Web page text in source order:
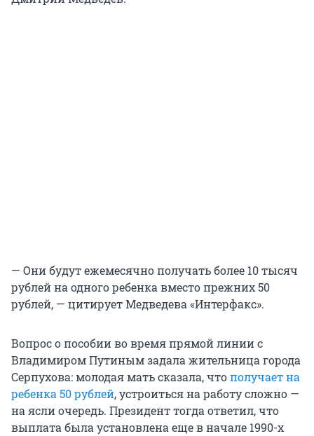
— Они будут ежемесячно получать более 10 тысяч
рублей на одного ребенка вместо прежних 50
рублей, — цитирует Медведева «Интерфакс».
Вопрос о пособии во время прямой линии с
Владимиром Путиным задала жительница города
Серпухова: молодая мать сказала, чтополучает на
ребенка 50 рублей, устроиться на работу сложно —
на ясли очередь. Президент тогда ответил, что
выплата была установлена еще в начале 1990-х